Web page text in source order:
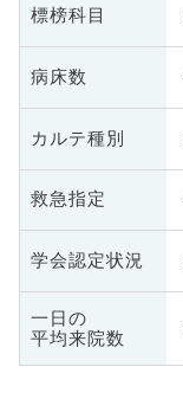
標榜科目
病床数
カルテ種別
救急指定
学会認定状況
一日の
平均来院数